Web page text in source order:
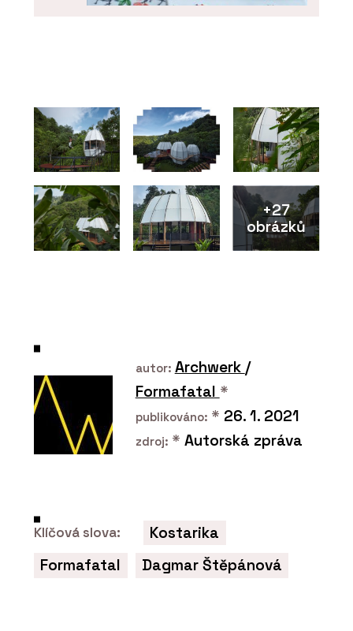
Kachle K&K Poker - Kolem kamen
PRODUKTY
Sloupová kamna Favilla - Kolem kamen
+27
obrázků
autor: Archwerk /
Formafatal *
publikováno: * 26. 1. 2021
zdroj: * Autorská zpráva
Klíčová slova:
Kostarika
Formafatal
Dagmar Štěpánová